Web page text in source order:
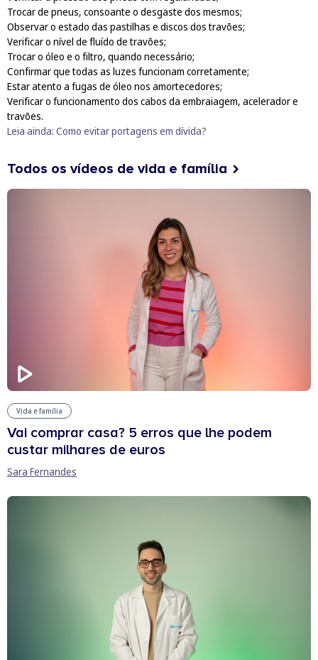
Trocar de pneus, consoante o desgaste dos mesmos;
Observar o estado das pastilhas e discos dos travões;
Verificar o nível de fluído de travões;
Trocar o óleo e o filtro, quando necessário;
Confirmar que todas as luzes funcionam corretamente;
Estar atento a fugas de óleo nos amortecedores;
Verificar o funcionamento dos cabos da embraiagem, acelerador e
travões.
Leia ainda: Como evitar portagens em dívida?
Todos os vídeos de vida e família
Vida e família
Vai comprar casa? 5 erros que lhe podem
custar milhares de euros
Sara Fernandes